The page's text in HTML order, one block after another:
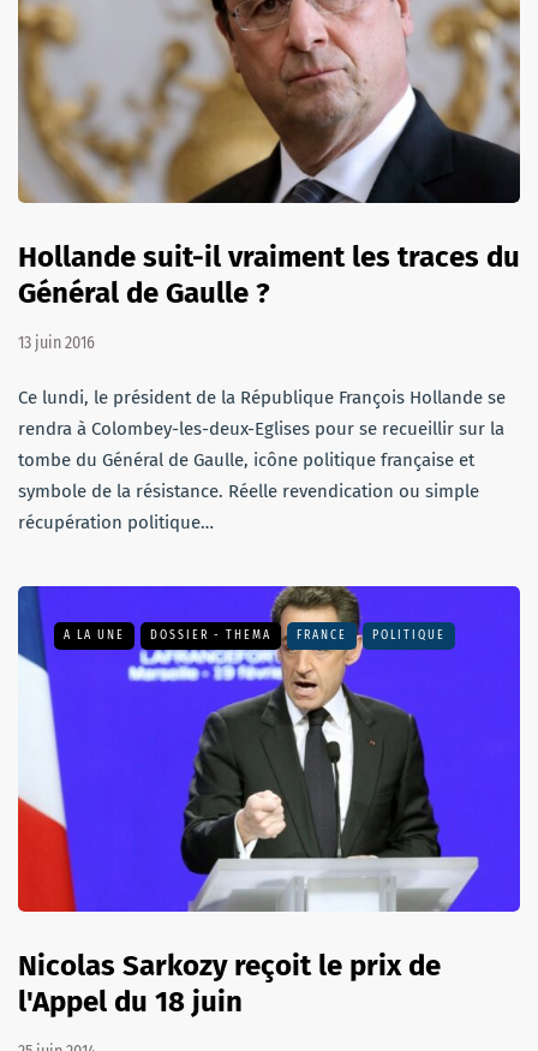
Hollande suit-il vraiment les traces du
Général de Gaulle ?
13 juin 2016
Ce lundi, le président de la République François Hollande se
rendra à Colombey-les-deux-Eglises pour se recueillir sur la
tombe du Général de Gaulle, icône politique française et
symbole de la résistance. Réelle revendication ou simple
récupération politique…
A LA UNE DOSSIER - THEMA FRANCE POLITIQUE
Nicolas Sarkozy reçoit le prix de
l'Appel du 18 juin